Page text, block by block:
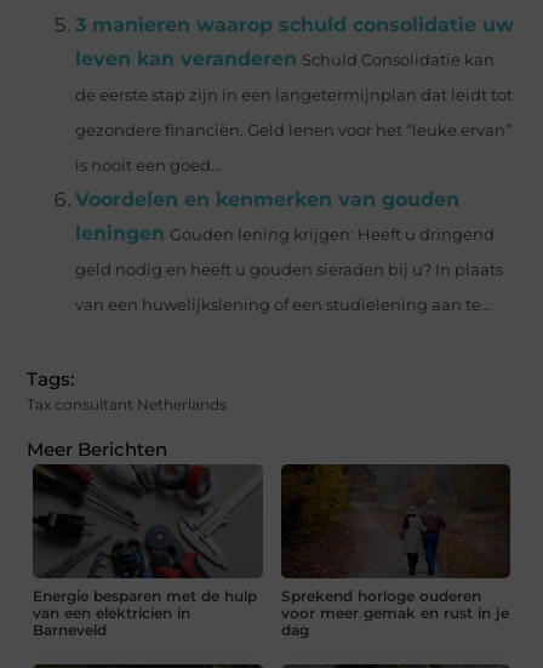
3 manieren waarop schuld consolidatie uw
leven kan veranderen Schuld Consolidatie kan
de eerste stap zijn in een langetermijnplan dat leidt tot
gezondere financiën. Geld lenen voor het “leuke ervan”
is nooit een goed...
Voordelen en kenmerken van gouden
leningen Gouden lening krijgen: Heeft u dringend
geld nodig en heeft u gouden sieraden bij u? In plaats
van een huwelijkslening of een studielening aan te...
Tags:
Tax consultant Netherlands
Meer Berichten
Energie besparen met de hulp
van een elektricien in
Barneveld
Sprekend horloge ouderen
voor meer gemak en rust in je
dag